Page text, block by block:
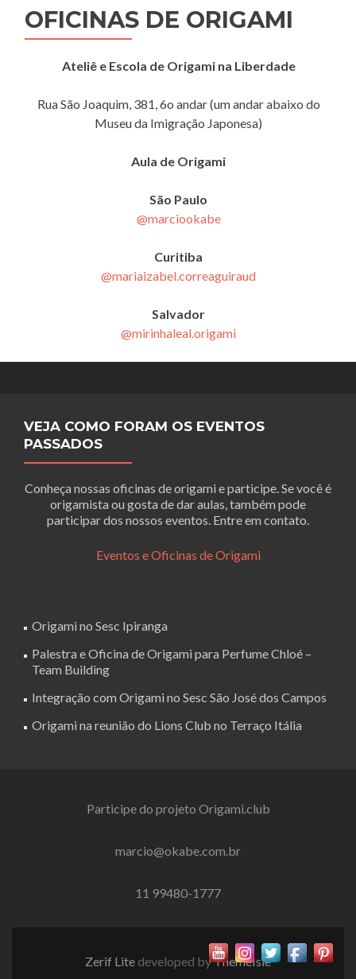
OFICINAS DE ORIGAMI
Ateliê e Escola de Origami na Liberdade
Rua São Joaquim, 381, 6o andar (um andar abaixo do
Museu da Imigração Japonesa)
Aula de Origami
São Paulo
@marciookabe
Curitiba
@mariaizabel.correaguiraud
Salvador
@mirinhaleal.origami
VEJA COMO FORAM OS EVENTOS
PASSADOS
Conheça nossas oficinas de origami e participe. Se você é
origamista ou gosta de dar aulas, também pode
participar dos nossos eventos. Entre em contato.
Eventos e Oficinas de Origami
Origami no Sesc Ipiranga
Palestra e Oficina de Origami para Perfume Chloé –
Team Building
Integração com Origami no Sesc São José dos Campos
Origami na reunião do Lions Club no Terraço Itália
Participe do projeto Origami.club
marcio@okabe.com.br
11 99480-1777
Zerif Lite developed byThemeIsle